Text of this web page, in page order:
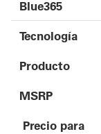
Blue365
Tecnología
Producto
MSRP
Precio para